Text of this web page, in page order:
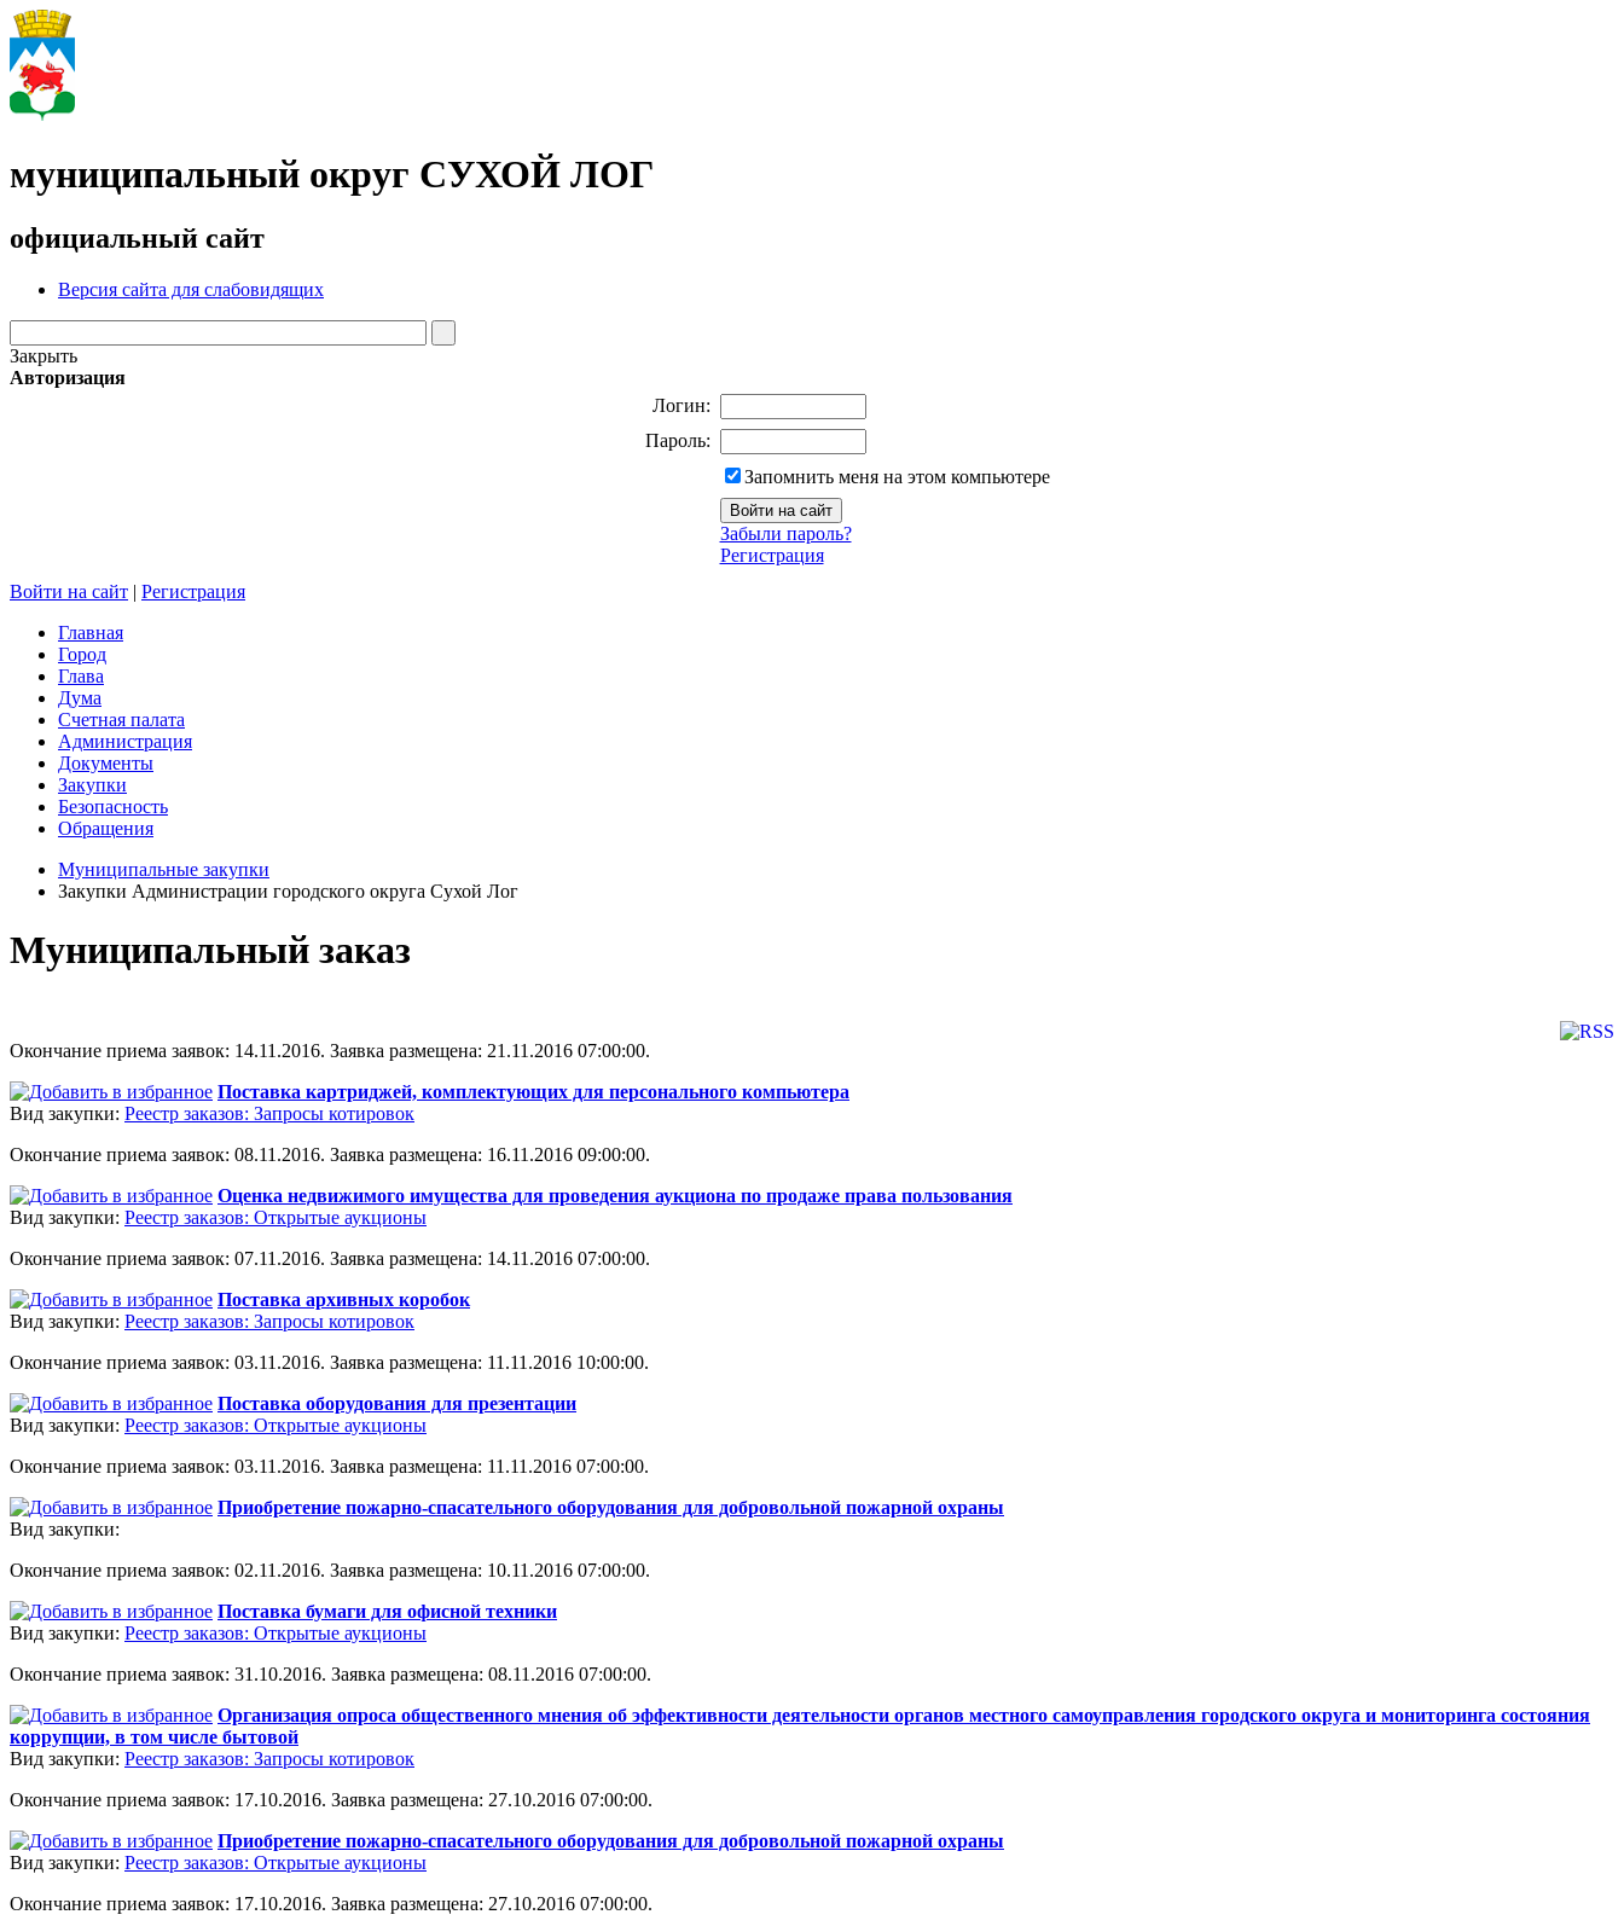
муниципальный округ СУХОЙ ЛОГ
официальный сайт
Версия сайта для слабовидящих
Закрыть
Авторизация
Логин:
Пароль:
Запомнить меня на этом компьютере
Забыли пароль?
Регистрация
Войти на сайт | Регистрация
Главная
Город
Глава
Дума
Счетная палата
Администрация
Документы
Закупки
Безопасность
Обращения
Муниципальные закупки
Закупки Администрации городского округа Сухой Лог
Муниципальный заказ
Окончание приема заявок: 14.11.2016. Заявка размещена: 21.11.2016 07:00:00.
Поставка картриджей, комплектующих для персонального компьютера
Вид закупки: Реестр заказов: Запросы котировок
Окончание приема заявок: 08.11.2016. Заявка размещена: 16.11.2016 09:00:00.
Оценка недвижимого имущества для проведения аукциона по продаже права пользования
Вид закупки: Реестр заказов: Открытые аукционы
Окончание приема заявок: 07.11.2016. Заявка размещена: 14.11.2016 07:00:00.
Поставка архивных коробок
Вид закупки: Реестр заказов: Запросы котировок
Окончание приема заявок: 03.11.2016. Заявка размещена: 11.11.2016 10:00:00.
Поставка оборудования для презентации
Вид закупки: Реестр заказов: Открытые аукционы
Окончание приема заявок: 03.11.2016. Заявка размещена: 11.11.2016 07:00:00.
Приобретение пожарно-спасательного оборудования для добровольной пожарной охраны
Вид закупки:
Окончание приема заявок: 02.11.2016. Заявка размещена: 10.11.2016 07:00:00.
Поставка бумаги для офисной техники
Вид закупки: Реестр заказов: Открытые аукционы
Окончание приема заявок: 31.10.2016. Заявка размещена: 08.11.2016 07:00:00.
Организация опроса общественного мнения об эффективности деятельности органов местного самоуправления городского округа и мониторинга состояния
коррупции, в том числе бытовой
Вид закупки: Реестр заказов: Запросы котировок
Окончание приема заявок: 17.10.2016. Заявка размещена: 27.10.2016 07:00:00.
Приобретение пожарно-спасательного оборудования для добровольной пожарной охраны
Вид закупки: Реестр заказов: Открытые аукционы
Окончание приема заявок: 17.10.2016. Заявка размещена: 27.10.2016 07:00:00.